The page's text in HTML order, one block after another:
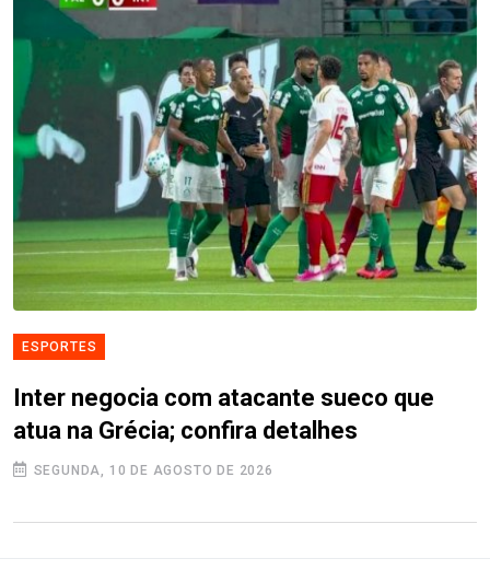
ESPORTES
Inter negocia com atacante sueco que
atua na Grécia; confira detalhes
SEGUNDA, 10 DE AGOSTO DE 2026